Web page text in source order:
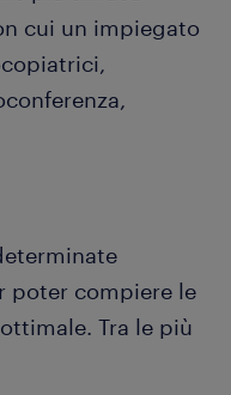
cui un impiegato
poter compiere le
Tra le più